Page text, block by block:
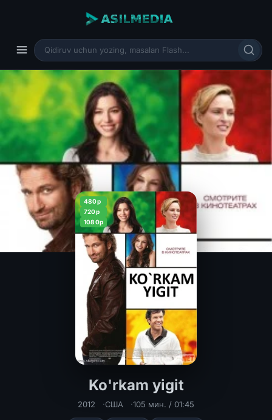
480p
720p
1080p
Ko'rkam yigit
Ko'rkam yigit Uzbek tilida 2012
2012 США 105 мин. / 01:45